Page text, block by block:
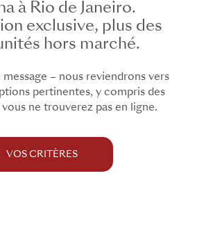
à Rio de Janeiro.
exclusive, plus des
hors marché.
– nous reviendrons vers
pertinentes, y compris des
ne trouverez pas en ligne.
VOS CRITÈRES